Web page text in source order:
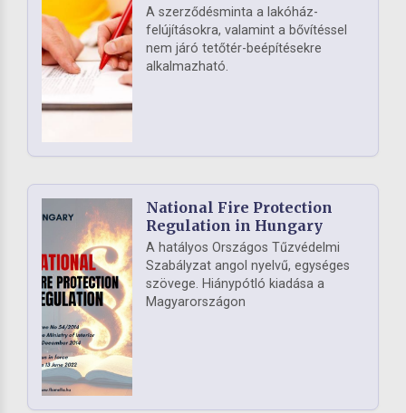
A szerződésminta a lakóház-
felújításokra, valamint a bővítéssel
nem járó tetőtér-beépítésekre
alkalmazható.
National Fire Protection
Regulation in Hungary
A hatályos Országos Tűzvédelmi
Szabályzat angol nyelvű, egységes
szövege. Hiánypótló kiadása a
Magyarországon